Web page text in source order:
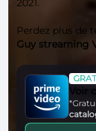
2021.
Perdez plus de
Guy streaming
Voir